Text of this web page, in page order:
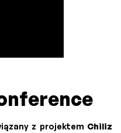
z projektem Chiliz